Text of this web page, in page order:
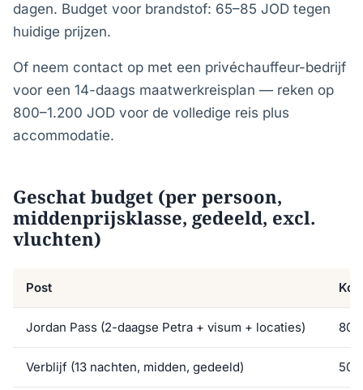
dagen. Budget voor brandstof: 65–85 JOD tegen
huidige prijzen.
Of neem contact op met een privéchauffeur-bedrijf
voor een 14-daags maatwerkreisplan — reken op
800–1.200 JOD voor de volledige reis plus
accommodatie.
Geschat budget (per persoon,
middenprijsklasse, gedeeld, excl.
vluchten)
Post
Jordan Pass (2-daagse Petra + visum + locaties) 80
Verblijf (13 nachten, midden, gedeeld)